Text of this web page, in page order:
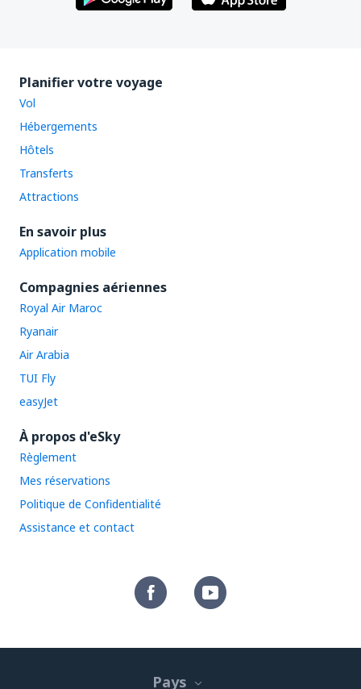
Planifier votre voyage
Vol
Hébergements
Hôtels
Transferts
Attractions
En savoir plus
Application mobile
Compagnies aériennes
Royal Air Maroc
Ryanair
Air Arabia
TUI Fly
easyJet
À propos d'eSky
Règlement
Mes réservations
Politique de Confidentialité
Assistance et contact
Pays